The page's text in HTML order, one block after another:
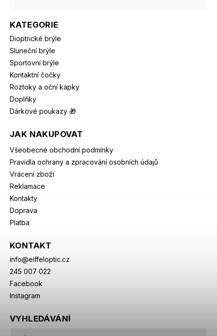
KATEGORIE
Dioptrické brýle
Sluneční brýle
Sportovní brýle
Kontaktní čočky
Roztoky a oční kapky
Doplňky
Dárkové poukazy 🎁
JAK NAKUPOVAT
Všeobecné obchodní podmínky
Pravidla ochrany a zpracování osobních údajů
Vrácení zboží
Reklamace
Kontakty
Doprava
Platba
KONTAKT
info@eiffeloptic.cz
245 007 022
Facebook
Instagram
VYHLEDÁVÁNÍ